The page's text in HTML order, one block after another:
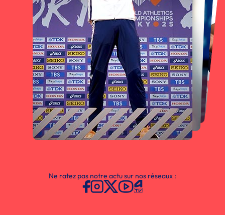
Ne ratez pas notre actu sur nos réseaux :